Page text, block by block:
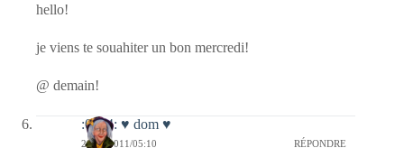
hello!
je viens te souahiter un bon mercredi!
@ demain!
:0014: ♥ dom ♥
29/06/2011/05:10 RÉPONDRE